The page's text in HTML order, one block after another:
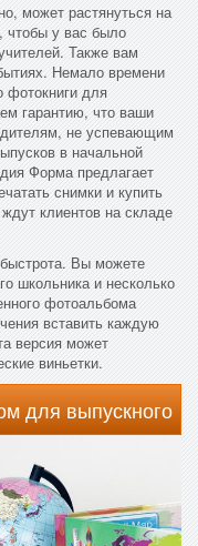
может растянуться на
чтобы у вас было
Также вам
Немало времени
фотокниги для
гарантию, что ваши
не успевающим
в начальной
Форма предлагает
снимки и купить
клиентов на складе
Вы можете
школьника и несколько
фотоальбома
вставить каждую
версия может
виньетки.
для выпускного